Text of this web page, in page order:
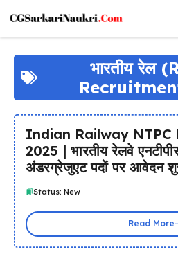
content
भारतीय रेल
Indian Railway NTPC
2025 | भारतीय रेलवे
अंडरग्रेजुएट पदों पर आवेदन
Status: New
Read More